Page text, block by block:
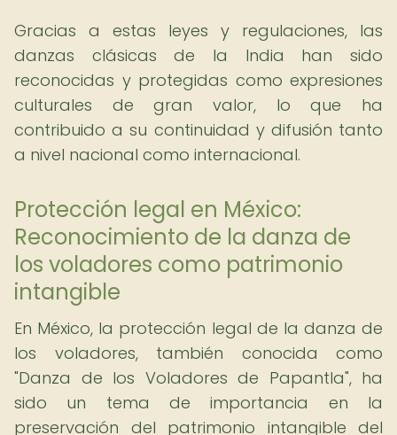
Gracias a estas leyes y regulaciones, las
danzas clásicas de la India han sido
reconocidas y protegidas como expresiones
culturales de gran valor, lo que ha
contribuido a su continuidad y difusión tanto
a nivel nacional como internacional.
Protección legal en México:
Reconocimiento de la danza de
los voladores como patrimonio
intangible
En México, la protección legal de la danza de
los voladores, también conocida como
"Danza de los Voladores de Papantla", ha
sido un tema de importancia en la
preservación del patrimonio intangible del